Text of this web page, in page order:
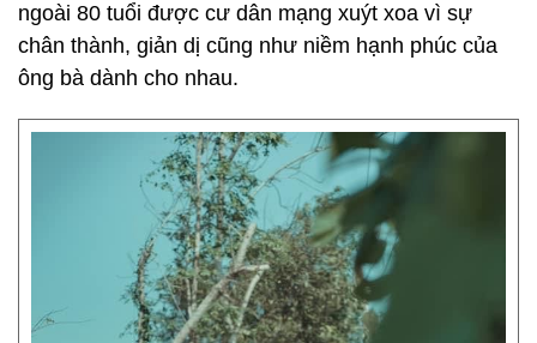
ngoài 80 tuổi được cư dân mạng xuýt xoa vì sự
chân thành, giản dị cũng như niềm hạnh phúc của
ông bà dành cho nhau.